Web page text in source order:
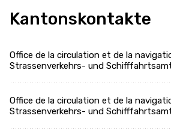
Kantonskontakte
Office de la circulation et de la
Strassenverkehrs- und
Office de la circulation et de la
Strassenverkehrs- und